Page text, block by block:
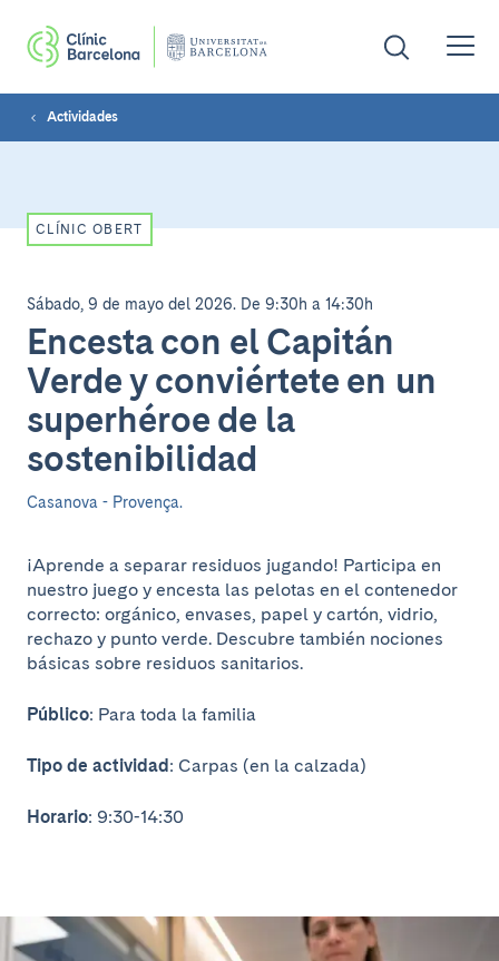
Actividades
CLÍNIC OBERT
Sábado, 9 de mayo del 2026. De 9:30h a 14:30h
Encesta con el Capitán
Verde y conviértete en un
superhéroe de la
sostenibilidad
Casanova - Provença.
¡Aprende a separar residuos jugando! Participa en
nuestro juego y encesta las pelotas en el contenedor
correcto: orgánico, envases, papel y cartón, vidrio,
rechazo y punto verde. Descubre también nociones
básicas sobre residuos sanitarios.
Público: Para toda la familia
Tipo de actividad: Carpas (en la calzada)
Horario: 9:30-14:30